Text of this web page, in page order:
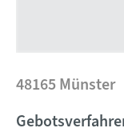
48165 Münster